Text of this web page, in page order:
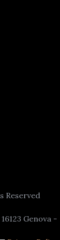
Reserved
Genova -